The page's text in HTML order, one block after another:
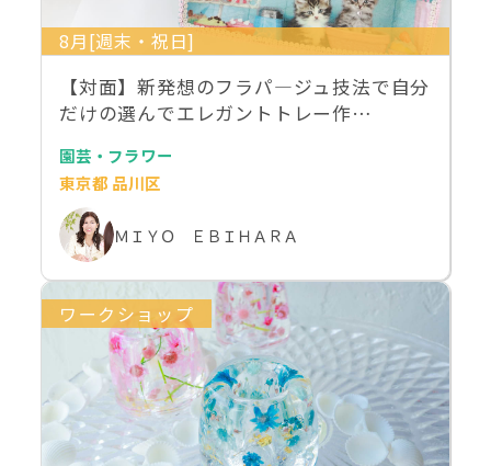
8月[週末・祝日]
【対面】新発想のフラパ―ジュ技法で自分
だけの選んでエレガントトレー作…
園芸・フラワー
東京都 品川区
ＭＩＹＯ ＥＢＩＨＡＲＡ
ワークショップ